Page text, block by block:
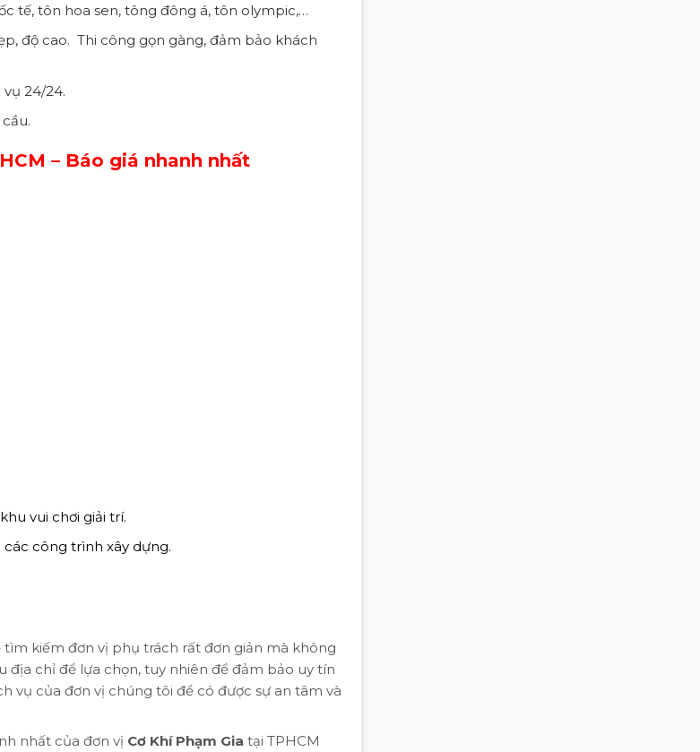
tế, tôn hoa sen, tông đông á, tôn olympic,…
độ cao. Thi công gọn gàng, đảm bảo khách
24/24.
– Báo giá nhanh nhất
vui chơi giải trí.
công trình xây dựng.
kiếm đơn vị phụ trách rất đơn giản mà không
chỉ để lựa chọn, tuy nhiên để đảm bảo uy tín
vụ của đơn vị chúng tôi để có được sự an tâm và
nhất của đơn vị Cơ Khí Phạm Gia tại TPHCM